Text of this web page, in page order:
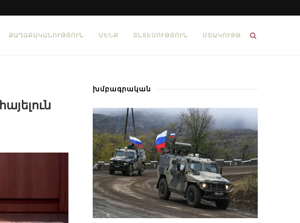
ՔԱՂԱՔԱԿԱՆՈՒԹՅՈՒՆ ՄԵՆՔ ՏՆՏԵՍՈՒԹՅՈՒՆ ՄՇԱԿՈՒՅԹ
խմբագրական